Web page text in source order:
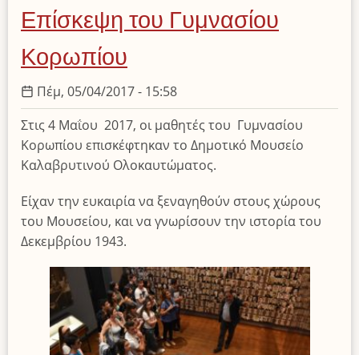
Επίσκεψη του Γυμνασίου
Κορωπίου
Πέμ, 05/04/2017 - 15:58
Στις 4 Μαΐου 2017, οι μαθητές του Γυμνασίου
Κορωπίου επισκέφτηκαν το Δημοτικό Μουσείο
Καλαβρυτινού Ολοκαυτώματος.
Είχαν την ευκαιρία να ξεναγηθούν στους χώρους
του Μουσείου, και να γνωρίσουν την ιστορία του
Δεκεμβρίου 1943.